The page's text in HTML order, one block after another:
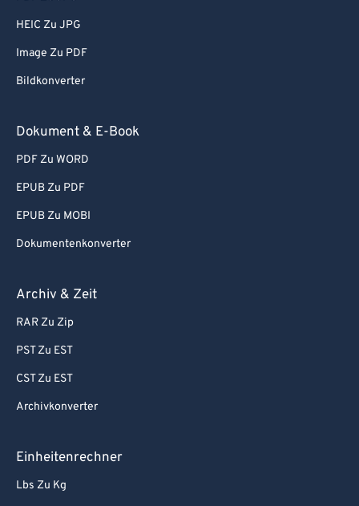
HEIC Zu JPG
Image Zu PDF
Bildkonverter
Dokument & E-Book
PDF Zu WORD
EPUB Zu PDF
EPUB Zu MOBI
Dokumentenkonverter
Archiv & Zeit
RAR Zu Zip
PST Zu EST
CST Zu EST
Archivkonverter
Einheitenrechner
Lbs Zu Kg